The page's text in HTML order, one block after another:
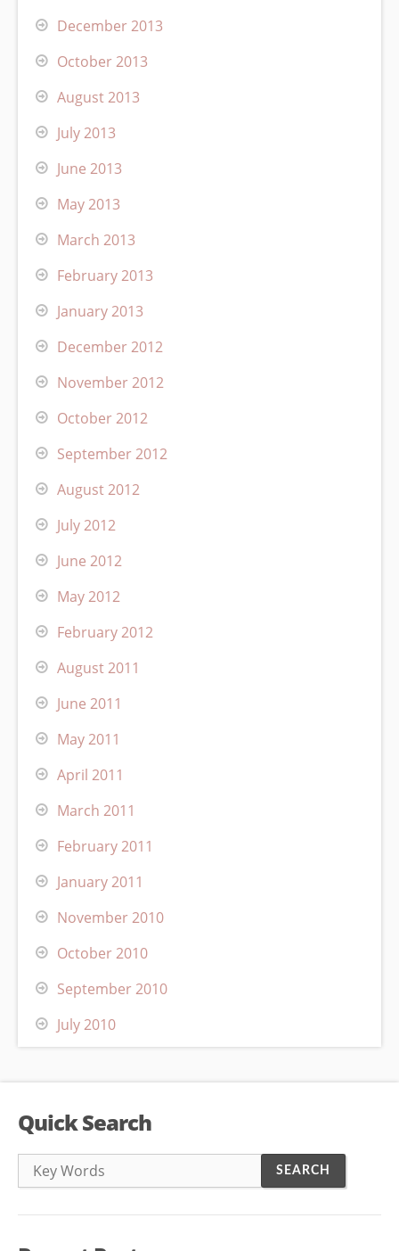
December 2013
October 2013
August 2013
July 2013
June 2013
May 2013
March 2013
February 2013
January 2013
December 2012
November 2012
October 2012
September 2012
August 2012
July 2012
June 2012
May 2012
February 2012
August 2011
June 2011
May 2011
April 2011
March 2011
February 2011
January 2011
November 2010
October 2010
September 2010
July 2010
Quick Search